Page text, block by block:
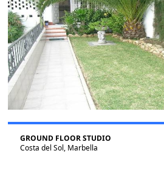
GROUND FLOOR STUDIO
Costa del Sol, Marbella